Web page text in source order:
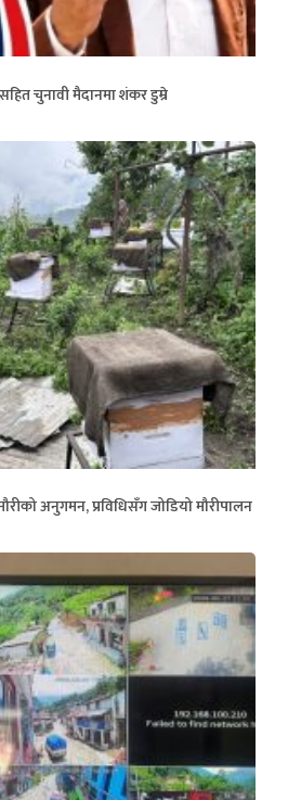
चुनावी मैदानमा शंकर डुम्रे
अनुगमन, प्रविधिसँग जोडियो मौरीपालन